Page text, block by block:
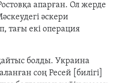
апарған. Ол жерде
әскери
тағы екі операция
болды. Украина
соң Ресей [билігі]